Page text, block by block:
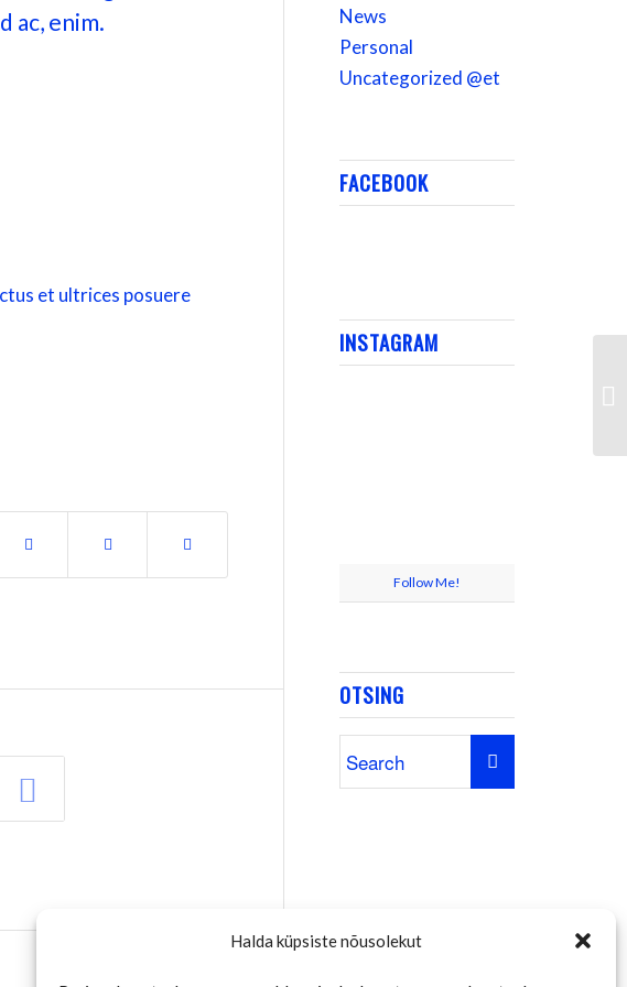
Halda küpsiste nõusolekut
ac, enim.
et ultrices posuere
News
Personal
Uncategorized @et
FACEBOOK
INSTAGRAM
Follow Me!
OTSING